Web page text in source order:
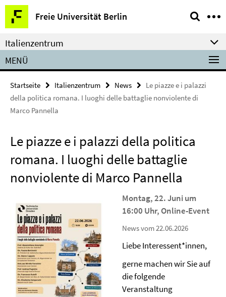
Springe
direkt
zu
Inhalt
Freie Universität Berlin
Service-
Navigation
Italienzentrum
MENÜ
Startseite Italienzentrum News
Le piazze e i palazzi
della politica romana. I luoghi delle battaglie nonviolente di
Marco Pannella
Le piazze e i palazzi della politica
romana. I luoghi delle battaglie
nonviolente di Marco Pannella
Montag, 22. Juni um
16:00 Uhr, Online-Event
News vom 22.06.2026
Liebe Interessent*innen,
gerne machen wir Sie auf
die folgende
Veranstaltung